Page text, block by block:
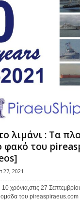
λιμάνι : Τα
φακό του
27, 2021
χρόνια,στις 27
του pireaspiraeus.com